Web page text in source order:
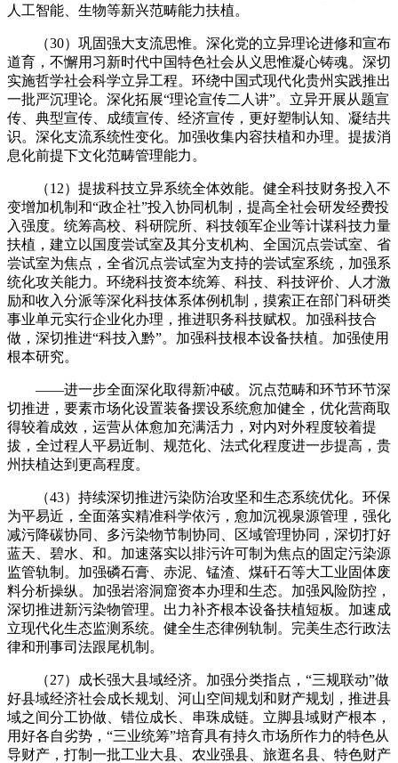
人工智能、生物等新兴范畴能力扶植。
（30）巩固强大支流思惟。深化党的立异理论进修和宣布
道育，不懈用习新时代中国特色社会从义思惟凝心铸魂。深切
实施哲学社会科学立异工程。环绕中国式现代化贵州实践推出
一批严沉理论。深化拓展“理论宣传二人讲”。立异开展从题宣
传、典型宣传、成绩宣传、经济宣传，更好塑制认知、凝结共
识。深化支流系统性变化。加强收集内容扶植和办理。提拔消
息化前提下文化范畴管理能力。
（12）提拔科技立异系统全体效能。健全科技财务投入不
变增加机制和“政企社”投入协同机制，提高全社会研发经费投
入强度。统筹高校、科研院所、科技领军企业等计谋科技力量
扶植，建立以国度尝试室及其分支机构、全国沉点尝试室、省
尝试室为焦点，全省沉点尝试室为支持的尝试室系统，加强系
统化攻关能力。环绕科技资本统筹、科技、科技评价、人才激
励和收入分派等深化科技体系体例机制，摸索正在部门科研类
事业单元实行企业化办理，推进职务科技赋权。加强科技合
做，深切推进“科技入黔”。加强科技根本设备扶植。加强使用
根本研究。
——进一步全面深化取得新冲破。沉点范畴和环节环节深
切推进，要素市场化设置装备摆设系统愈加健全，优化营商取
得较着成效，运营从体愈加充满活力，对内对外程度较着提
拔，全过程人平易近制、规范化、法式化程度进一步提高，贵
州扶植达到更高程度。
（43）持续深切推进污染防治攻坚和生态系统优化。环保
为平易近，全面落实精准科学依污，愈加沉视泉源管理，强化
减污降碳协同、多污染物节制协同、区域管理协同，深切打好
蓝天、碧水、和。加速落实以排污许可制为焦点的固定污染源
监管轨制。加强磷石膏、赤泥、锰渣、煤矸石等大工业固体废
料分析操纵。加强岩溶洞窟资本办理和生态。加强风险防控，
深切推进新污染物管理。出力补齐根本设备扶植短板。加速成
立现代化生态监测系统。健全生态律例轨制。完美生态行政法
律和刑事司法跟尾机制。
（27）成长强大县域经济。加强分类指点，“三规联动”做
好县域经济社会成长规划、河山空间规划和财产规划，推进县
域之间分工协做、错位成长、串珠成链。立脚县域财产根本，
用好各自劣势，“三业统筹”培育具有持久市场所作力的特色从
导财产，打制一批工业大县、农业强县、旅逛名县、特色财产